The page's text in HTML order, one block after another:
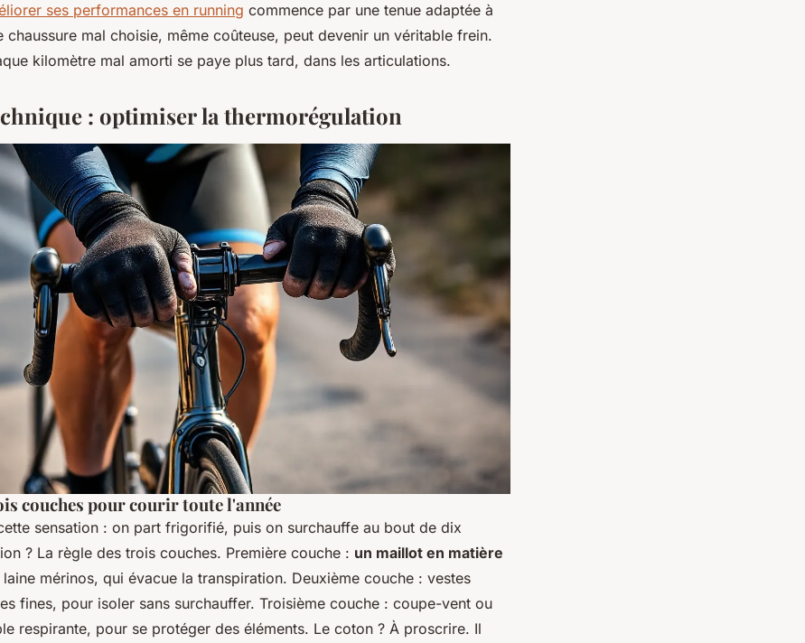
ses performances en running commence par une tenue adaptée à
chaussure mal choisie, même coûteuse, peut devenir un véritable frein.
kilomètre mal amorti se paye plus tard, dans les articulations.
: optimiser la thermorégulation
couches pour courir toute l'année
sensation : on part frigorifié, puis on surchauffe au bout de dix
? La règle des trois couches. Première couche : un maillot en matière
mérinos, qui évacue la transpiration. Deuxième couche : vestes
fines, pour isoler sans surchauffer. Troisième couche : coupe-vent ou
respirante, pour se protéger des éléments. Le coton ? À proscrire. Il